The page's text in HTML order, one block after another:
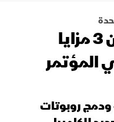
"بلومبرغ" تكشف عن 3 مزايا
المؤتمر
ودمج روبوتات